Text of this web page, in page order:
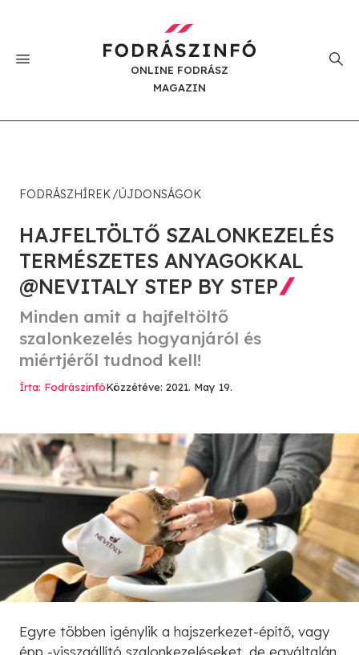
ONLINE FODRÁSZ
MAGAZIN
FODRÁSZHÍREK ÚJDONSÁGOK
HAJFELTÖLTŐ SZALONKEZELÉS
TERMÉSZETES ANYAGOKKAL
@NEVITALY STEP BY STEP
Minden amit a hajfeltöltő
szalonkezelés hogyanjáról és
miértjéről tudnod kell!
Írta: FodrászinfóKözzétéve: 2021. May 19.
Egyre többen igénylik a hajszerkezet-építő, vagy